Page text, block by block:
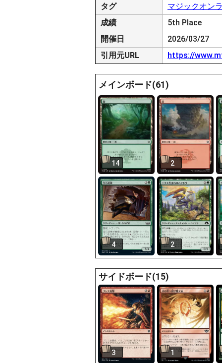
タグ
マジックオン
成績
5th Place
開催日
2026/03/27
引用元URL
https://
メインボード(61)
14 2
4 2
サイドボード(15)
3 1